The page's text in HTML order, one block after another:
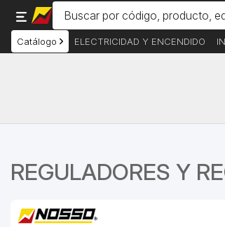
Catálogo ELECTRICIDAD Y ENCENDIDO
REGULADORES Y